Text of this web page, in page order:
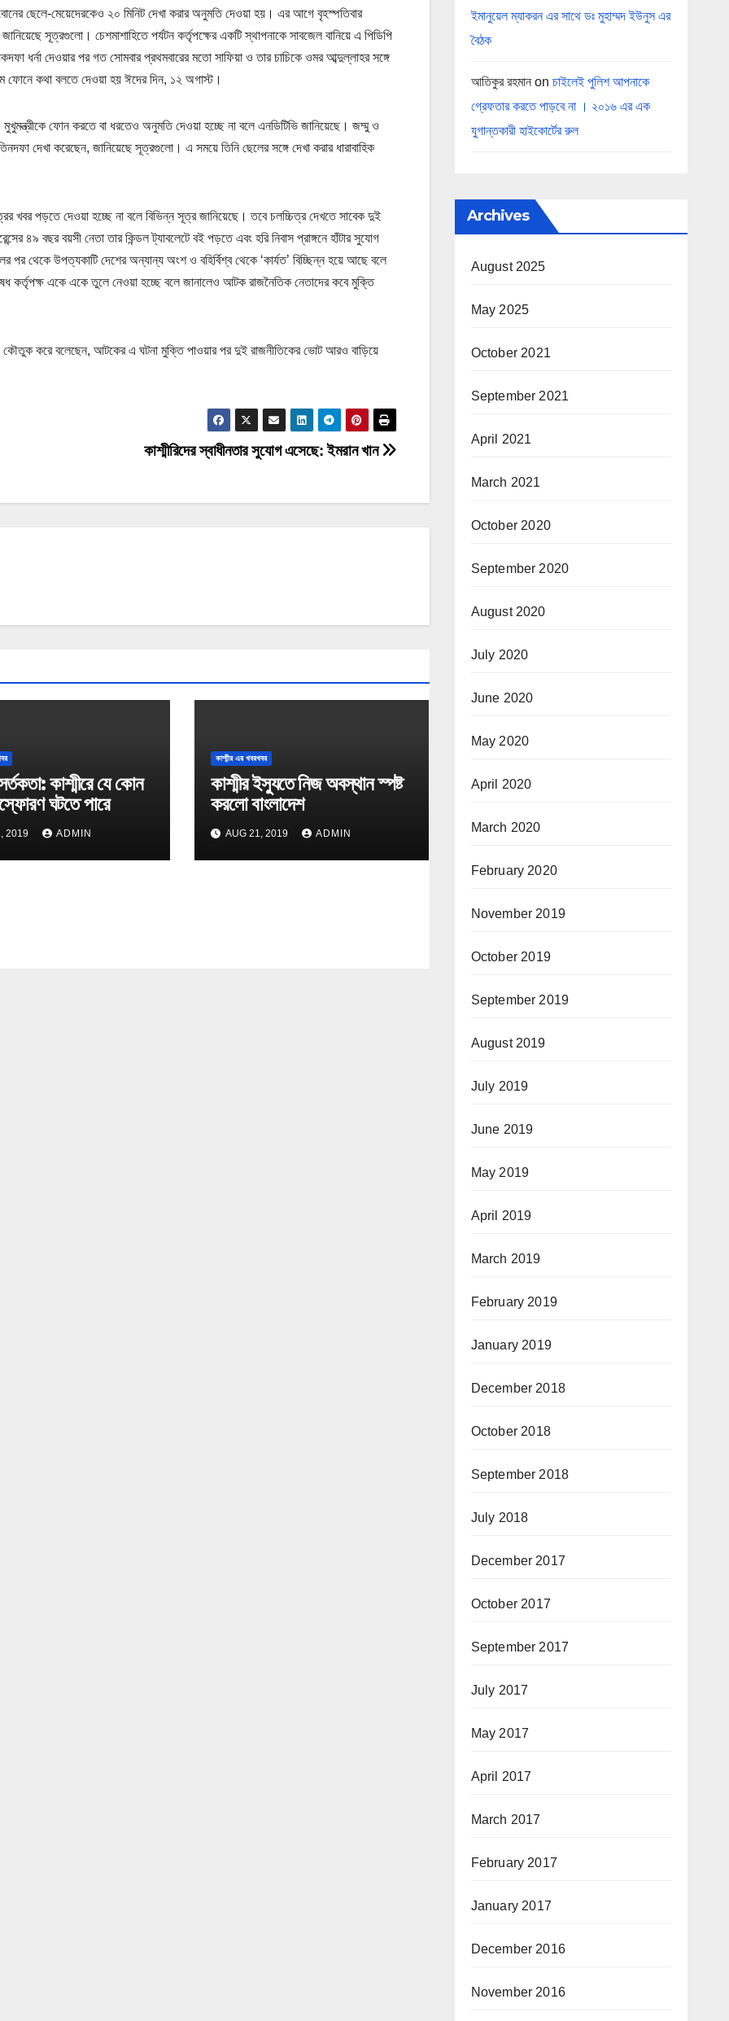
ছেলে-মেয়েদেরকেও ২০ মিনিট দেখা করার অনুমতি দেওয়া হয়। এর আগে বৃহস্পতিবার
সূত্রগুলো। চেশমাশাহিতে পর্যটন কর্তৃপক্ষের একটি স্থাপনাকে সাবজেল বানিয়ে এ পিডিপি
ধর্না দেওয়ার পর গত সোমবার প্রথমবারের মতো সাফিয়া ও তার চাচিকে ওমর আব্দুল্লাহর সঙ্গে
ফোনে কথা বলতে দেওয়া হয় ঈদের দিন, ১২ অগাস্ট।
ফোন করতে বা ধরতেও অনুমতি দেওয়া হচ্ছে না বলে এনডিটিভি জানিয়েছে। জম্মু ও
দেখা করেছেন, জানিয়েছে সূত্রগুলো। এ সময়ে তিনি ছেলের সঙ্গে দেখা করার ধারাবাহিক
খবর পড়তে দেওয়া হচ্ছে না বলে বিভিন্ন সূত্র জানিয়েছে। তবে চলচ্চিত্র দেখতে সাবেক দুই
৪৯ বছর বয়সী নেতা তার কিন্ডল ট্যাবলেটে বই পড়তে এবং হরি নিবাস প্রাঙ্গনে হাঁটার সুযোগ
পর থেকে উপত্যকাটি দেশের অন্যান্য অংশ ও বহির্বিশ্ব থেকে ‘কার্যত’ বিচ্ছিন্ন হয়ে আছে বলে
কর্তৃপক্ষ একে একে তুলে নেওয়া হচ্ছে বলে জানালেও আটক রাজনৈতিক নেতাদের কবে মুক্তি
কৌতুক করে বলেছেন, আটকের এ ঘটনা মুক্তি পাওয়ার পর দুই রাজনীতিকের ভোট আরও বাড়িয়ে
কাশ্মীরিদের স্বাধীনতার সুযোগ এসেছে: ইমরান খান
কাশ্মীরে যে কোন
ঘটতে পারে
2019 ADMIN
কাশ্মীর এর খবরখবর
কাশ্মীর ইস্যুতে নিজ অবস্থান স্পষ্ট
করলো বাংলাদেশ
AUG 21, 2019 ADMIN
ইমানুয়েল ম্যাকরন এর সাথে ডঃ মুহাম্মদ ইউনুস এর
বৈঠক
আতিকুর রহমানon চাইলেই পুলিশ আপনাকে
গ্রেফতার করতে পাড়বে না । ২০১৬ এর এক
যুগান্তকারী হাইকোর্টের রুল
Archives
August 2025
May 2025
October 2021
September 2021
April 2021
March 2021
October 2020
September 2020
August 2020
July 2020
June 2020
May 2020
April 2020
March 2020
February 2020
November 2019
October 2019
September 2019
August 2019
July 2019
June 2019
May 2019
April 2019
March 2019
February 2019
January 2019
December 2018
October 2018
September 2018
July 2018
December 2017
October 2017
September 2017
July 2017
May 2017
April 2017
March 2017
February 2017
January 2017
December 2016
November 2016